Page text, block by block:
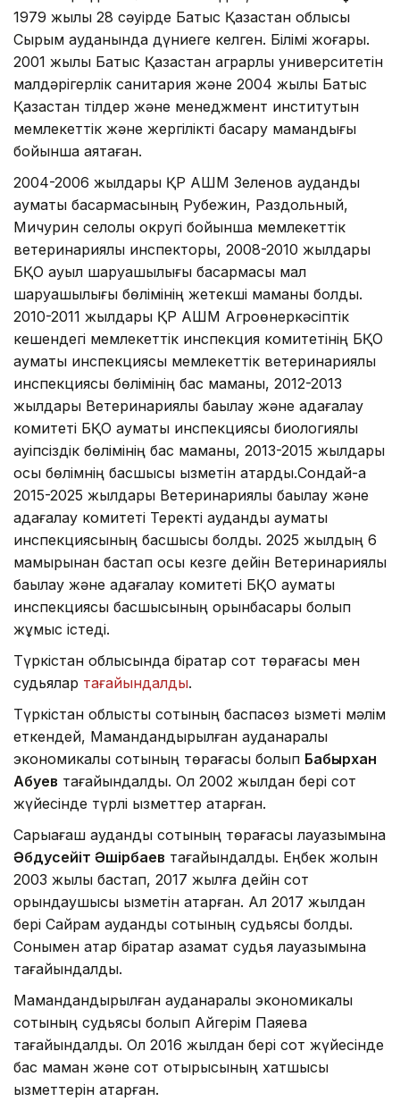
1979 жылы 28 сәуiрде Батыс Қазақстан облысы
Сырым ауданында дүниеге келген. Білімі жоғары.
2001 жылы Батыс Қазақстан аграрлық университетін
малдәрігерлік санитария және 2004 жылы Батыс
Қазақстан тілдер және менеджмент институтын
мемлекеттік және жергілікті басқару мамандығы
бойынша аяқтаған.
2004-2006 жылдары ҚР АШМ Зеленов аудандық
аумақтық басқармасының Рубежин, Раздольный,
Мичурин селолық округі бойынша мемлекеттік
ветеринариялық инспекторы, 2008-2010 жылдары
БҚО ауыл шаруашылығы басқармасы мал
шаруашылығы бөлімінің жетекші маманы болды.
2010-2011 жылдары ҚР АШМ Агроөнеркәсіптік
кешендегі мемлекеттік инспекция комитетінің БҚО
аумақтық инспекциясы мемлекеттік ветеринариялық
инспекциясы бөлімінің бас маманы, 2012-2013
жылдары Ветеринариялық бақылау және қадағалау
комитеті БҚО аумақтық инспекциясы биологиялық
қауіпсіздік бөлімінің бас маманы, 2013-2015 жылдары
осы бөлімнің басшысы қызметін атқарды.Сондай-ақ
2015-2025 жылдары Ветеринариялық бақылау және
қадағалау комитеті Теректі аудандық аумақтық
инспекциясының басшысы болды. 2025 жылдың 6
мамырынан бастап осы кезге дейін Ветеринариялық
бақылау және қадағалау комитеті БҚО аумақтық
инспекциясы басшысының орынбасары болып
жұмыс істеді.
Түркістан облысында бірқатар сот төрағасы мен
судьялар тағайындалды.
Түркістан облыстық сотының баспасөз қызметі мәлім
еткендей, Мамандандырылған ауданаралық
экономикалық сотының төрағасы болып Бабырхан
Абуев тағайындалды. Ол 2002 жылдан бері сот
жүйесінде түрлі қызметтер атқарған.
Сарыағаш аудандық сотының төрағасы лауазымына
Әбдусейіт Әшірбаев тағайындалды. Еңбек жолын
2003 жылы бастап, 2017 жылға дейін сот
орындаушысы қызметін атқарған. Ал 2017 жылдан
бері Сайрам аудандық сотының судьясы болды.
Сонымен қатар бірқатар азамат судья лауазымына
тағайындалды.
Мамандандырылған ауданаралық экономикалық
сотының судьясы болып Айгерім Паяева
тағайындалды. Ол 2016 жылдан бері сот жүйесінде
бас маман және сот отырысының хатшысы
қызметтерін атқарған.